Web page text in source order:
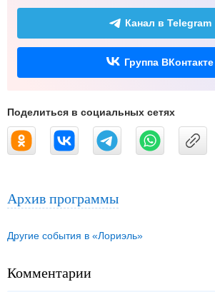
Канал в Telegram
Группа ВКонтакте
Поделиться в социальных сетях
Архив программы
Другие события в «Лориэль»
Комментарии